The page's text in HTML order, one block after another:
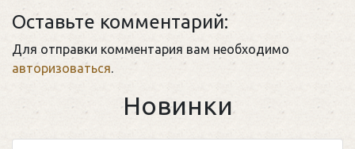
Оставьте комментарий:
Для отправки комментария вам необходимо
авторизоваться.
Новинки